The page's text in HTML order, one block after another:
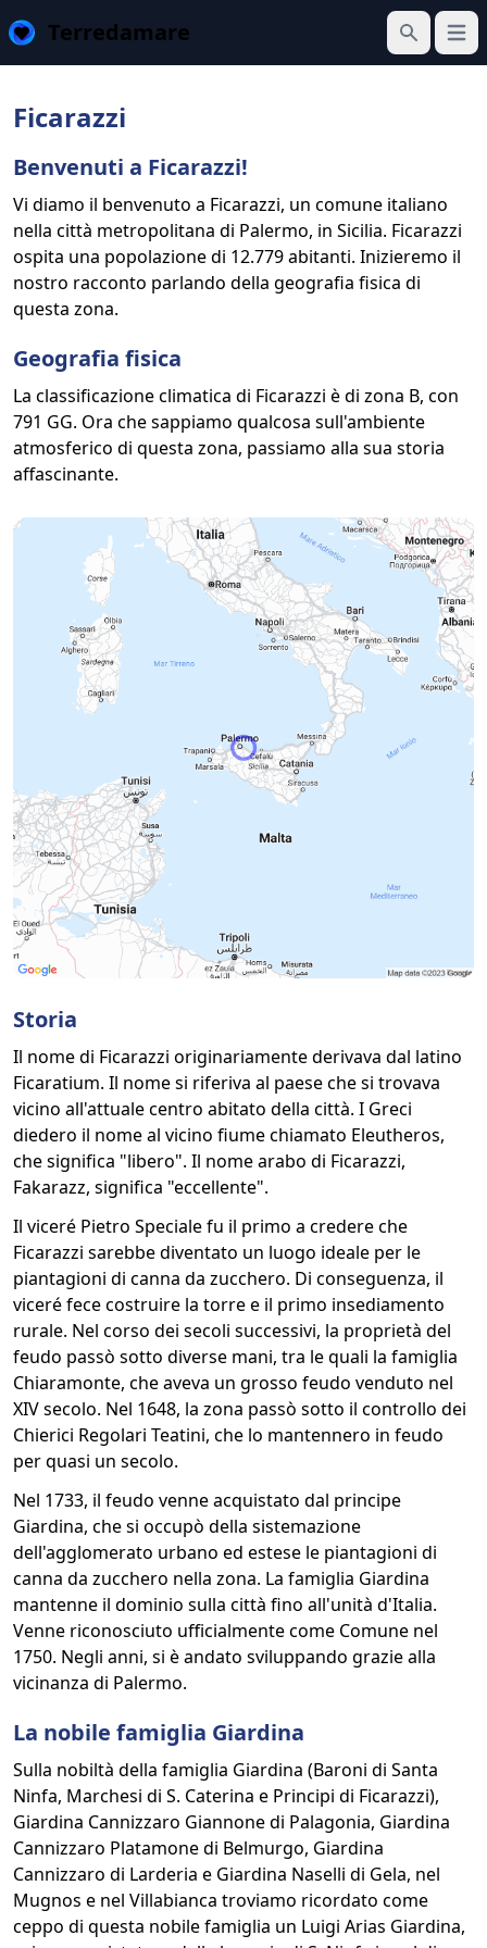
Terredamare
Cerca
Apri
Ficarazzi
Benvenuti a Ficarazzi!
Vi diamo il benvenuto a Ficarazzi, un comune italiano
nella città metropolitana di Palermo, in Sicilia. Ficarazzi
ospita una popolazione di 12.779 abitanti. Inizieremo il
nostro racconto parlando della geografia fisica di
questa zona.
Geografia fisica
La classificazione climatica di Ficarazzi è di zona B, con
791 GG. Ora che sappiamo qualcosa sull'ambiente
atmosferico di questa zona, passiamo alla sua storia
affascinante.
Storia
Il nome di Ficarazzi originariamente derivava dal latino
Ficaratium. Il nome si riferiva al paese che si trovava
vicino all'attuale centro abitato della città. I Greci
diedero il nome al vicino fiume chiamato Eleutheros,
che significa "libero". Il nome arabo di Ficarazzi,
Fakarazz, significa "eccellente".
Il viceré Pietro Speciale fu il primo a credere che
Ficarazzi sarebbe diventato un luogo ideale per le
piantagioni di canna da zucchero. Di conseguenza, il
viceré fece costruire la torre e il primo insediamento
rurale. Nel corso dei secoli successivi, la proprietà del
feudo passò sotto diverse mani, tra le quali la famiglia
Chiaramonte, che aveva un grosso feudo venduto nel
XIV secolo. Nel 1648, la zona passò sotto il controllo dei
Chierici Regolari Teatini, che lo mantennero in feudo
per quasi un secolo.
Nel 1733, il feudo venne acquistato dal principe
Giardina, che si occupò della sistemazione
dell'agglomerato urbano ed estese le piantagioni di
canna da zucchero nella zona. La famiglia Giardina
mantenne il dominio sulla città fino all'unità d'Italia.
Venne riconosciuto ufficialmente come Comune nel
1750. Negli anni, si è andato sviluppando grazie alla
vicinanza di Palermo.
La nobile famiglia Giardina
Sulla nobiltà della famiglia Giardina (Baroni di Santa
Ninfa, Marchesi di S. Caterina e Principi di Ficarazzi),
Giardina Cannizzaro Giannone di Palagonia, Giardina
Cannizzaro Platamone di Belmurgo, Giardina
Cannizzaro di Larderia e Giardina Naselli di Gela, nel
Mugnos e nel Villabianca troviamo ricordato come
ceppo di questa nobile famiglia un Luigi Arias Giardina,